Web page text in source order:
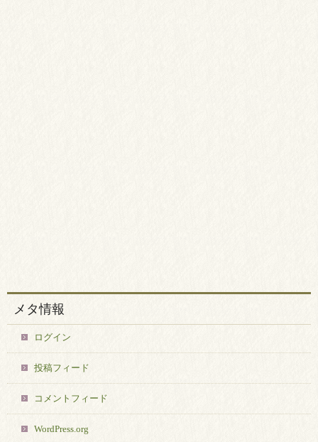
メタ情報
ログイン
投稿フィード
コメントフィード
WordPress.org